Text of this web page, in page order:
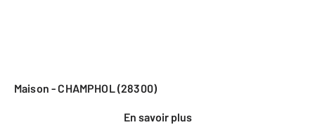
Maison - CHAMPHOL (28300)
En savoir plus